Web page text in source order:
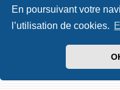
En poursuivant votre
l’utilisation de cookies.